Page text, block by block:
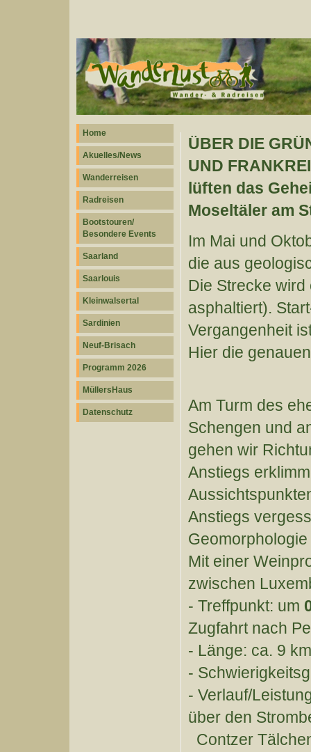
Home
Akuelles/News
Wanderreisen
Radreisen
Bootstouren/
Besondere Events
Saarland
Saarlouis
Kleinwalsertal
Sardinien
Neuf-Brisach
Programm 2026
MüllersHaus
Datenschutz
ÜBER DIE
UND
lüften das
Moseltäler am
Im Mai und
die aus
Die Strecke
asphaltiert).
Vergangenheit
Hier die
Am Turm des
Schengen und
gehen wir
Anstiegs
Anstiegs
Mit einer
zwischen
- Treffpunkt: um
Zugfahrt nach
- Länge: ca. 9
-
- Verlauf/
über den
Contzer